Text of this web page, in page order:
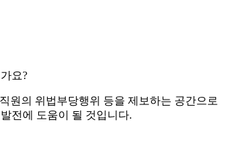
요?
원의 위법부당행위 등을 제보하는 공간으로
전에 도움이 될 것입니다.